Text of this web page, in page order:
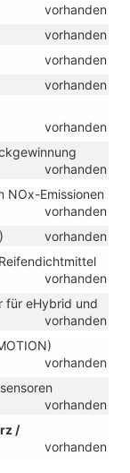
vorhanden
vorhanden
vorhanden
vorhanden
vorhanden
vorhanden
NOx-Emissionen
vorhanden
vorhanden
vorhanden
für eHybrid und
vorhanden
vorhanden
vorhanden
/
vorhanden